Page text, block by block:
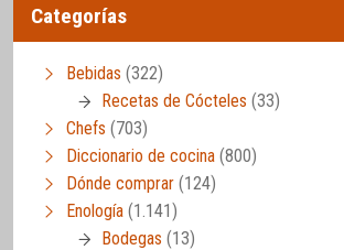
Categorías
Bebidas (322)
Recetas de Cócteles (33)
Chefs (703)
Diccionario de cocina (800)
Dónde comprar (124)
Enología (1.141)
Bodegas (13)